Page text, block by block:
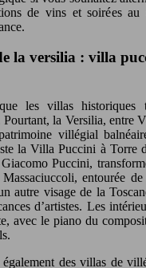
de vins et soirées
la versilia : villa
les villas historiques
la Versilia, entre
villégial
la Villa Puccini à Torre
Puccini,
entourée
autre visage de la
d’artistes. Les
avec le piano du
des villas de